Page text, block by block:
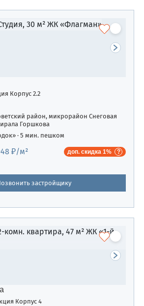
Корпус 2.2
район, микрорайон Снеговая
Горшкова
· 5 мин. пешком
₽/м² доп. скидка 1%
застройщику
Корпус 4